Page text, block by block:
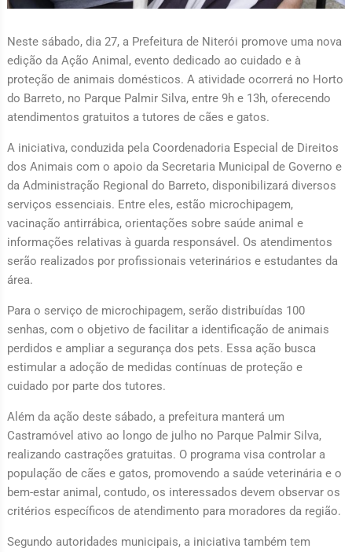
Neste sábado, dia 27, a Prefeitura de Niterói promove uma nova
edição da Ação Animal, evento dedicado ao cuidado e à
proteção de animais domésticos. A atividade ocorrerá no Horto
do Barreto, no Parque Palmir Silva, entre 9h e 13h, oferecendo
atendimentos gratuitos a tutores de cães e gatos.
A iniciativa, conduzida pela Coordenadoria Especial de Direitos
dos Animais com o apoio da Secretaria Municipal de Governo e
da Administração Regional do Barreto, disponibilizará diversos
serviços essenciais. Entre eles, estão microchipagem,
vacinação antirrábica, orientações sobre saúde animal e
informações relativas à guarda responsável. Os atendimentos
serão realizados por profissionais veterinários e estudantes da
área.
Para o serviço de microchipagem, serão distribuídas 100
senhas, com o objetivo de facilitar a identificação de animais
perdidos e ampliar a segurança dos pets. Essa ação busca
estimular a adoção de medidas contínuas de proteção e
cuidado por parte dos tutores.
Além da ação deste sábado, a prefeitura manterá um
Castramóvel ativo ao longo de julho no Parque Palmir Silva,
realizando castrações gratuitas. O programa visa controlar a
população de cães e gatos, promovendo a saúde veterinária e o
bem-estar animal, contudo, os interessados devem observar os
critérios específicos de atendimento para moradores da região.
Segundo autoridades municipais, a iniciativa também tem